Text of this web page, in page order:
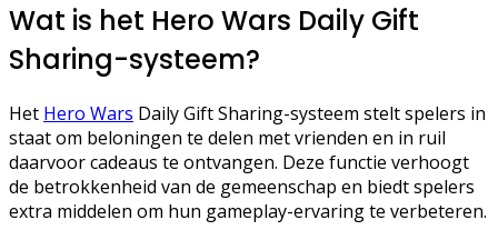
Wat is het Hero Wars Daily Gift
Sharing-systeem?
Het Hero Wars Daily Gift Sharing-systeem stelt spelers in
staat om beloningen te delen met vrienden en in ruil
daarvoor cadeaus te ontvangen. Deze functie verhoogt
de betrokkenheid van de gemeenschap en biedt spelers
extra middelen om hun gameplay-ervaring te verbeteren.